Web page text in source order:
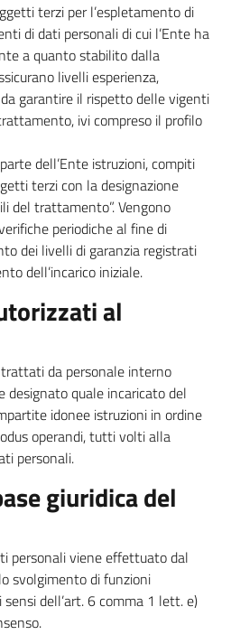
terzi per l’espletamento di
di dati personali di cui l’Ente ha
a quanto stabilito dalla
livelli esperienza,
garantire il rispetto delle vigenti
ivi compreso il profilo
dell’Ente istruzioni, compiti
terzi con la designazione
del trattamento”. Vengono
periodiche al fine di
dei livelli di garanzia registrati
dell’incarico iniziale.
al
da personale interno
designato quale incaricato del
idonee istruzioni in ordine
operandi, tutti volti alla
personali.
giuridica del
personali viene effettuato dal
svolgimento di funzioni
dell’art. 6 comma 1 lett. e)